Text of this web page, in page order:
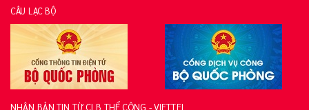
CÂU LẠC BỘ
NHẬN BẢN TIN TỪ CLB THỂ CÔNG - VIETTEL